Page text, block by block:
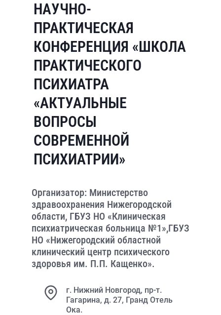
НАУЧНО-
ПРАКТИЧЕСКАЯ
КОНФЕРЕНЦИЯ «ШКОЛА
ПРАКТИЧЕСКОГО
ПСИХИАТРА
«АКТУАЛЬНЫЕ
ВОПРОСЫ
СОВРЕМЕННОЙ
ПСИХИАТРИИ»
Организатор: Министерство
здравоохранения Нижегородской
области, ГБУЗ НО «Клиническая
психиатрическая больница №1»,ГБУЗ
НО «Нижегородский областной
клинический центр психического
здоровья им. П.П. Кащенко».
г. Нижний Новгород, пр-т.
Гагарина, д. 27, Гранд Отель
Ока.